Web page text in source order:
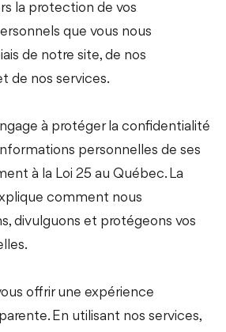
la protection de vos
que vous nous
de notre site, de nos
de nos services.
à protéger la confidentialité
personnelles de ses
à la Loi 25 au Québec. La
comment nous
divulguons et protégeons vos
offrir une expérience
En utilisant nos services,